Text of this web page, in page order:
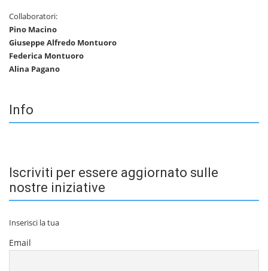
Collaboratori:
Pino Macino
Giuseppe Alfredo Montuoro
Federica Montuoro
Alina Pagano
Info
Iscriviti per essere aggiornato sulle
nostre iniziative
Inserisci la tua
Email